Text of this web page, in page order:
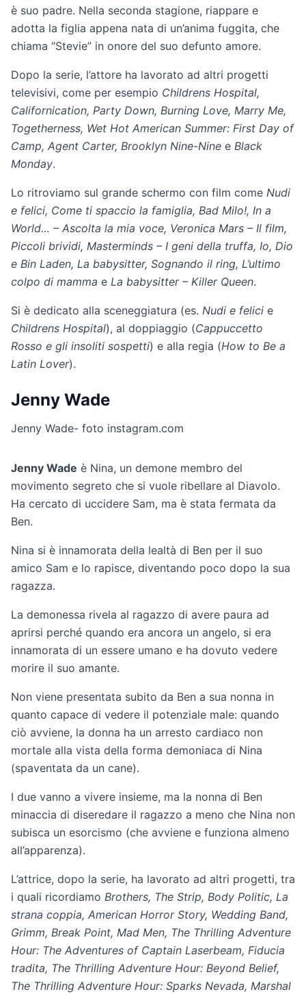
è suo padre. Nella seconda stagione, riappare e
adotta la figlia appena nata di un’anima fuggita, che
chiama “Stevie” in onore del suo defunto amore.
Dopo la serie, l’attore ha lavorato ad altri progetti
televisivi, come per esempio Childrens Hospital,
Californication, Party Down, Burning Love, Marry Me,
Togetherness, Wet Hot American Summer: First Day of
Camp, Agent Carter, Brooklyn Nine-Nine e Black
Monday.
Lo ritroviamo sul grande schermo con film come Nudi
e felici, Come ti spaccio la famiglia, Bad Milo!, In a
World… – Ascolta la mia voce, Veronica Mars – Il film,
Piccoli brividi, Masterminds – I geni della truffa, Io, Dio
e Bin Laden, La babysitter, Sognando il ring, L’ultimo
colpo di mamma e La babysitter – Killer Queen.
Si è dedicato alla sceneggiatura (es. Nudi e felici e
Childrens Hospital), al doppiaggio (Cappuccetto
Rosso e gli insoliti sospetti) e alla regia (How to Be a
Latin Lover).
Jenny Wade
Jenny Wade- foto instagram.com
Jenny Wade è Nina, un demone membro del
movimento segreto che si vuole ribellare al Diavolo.
Ha cercato di uccidere Sam, ma è stata fermata da
Ben.
Nina si è innamorata della lealtà di Ben per il suo
amico Sam e lo rapisce, diventando poco dopo la sua
ragazza.
La demonessa rivela al ragazzo di avere paura ad
aprirsi perché quando era ancora un angelo, si era
innamorata di un essere umano e ha dovuto vedere
morire il suo amante.
Non viene presentata subito da Ben a sua nonna in
quanto capace di vedere il potenziale male: quando
ciò avviene, la donna ha un arresto cardiaco non
mortale alla vista della forma demoniaca di Nina
(spaventata da un cane).
I due vanno a vivere insieme, ma la nonna di Ben
minaccia di diseredare il ragazzo a meno che Nina non
subisca un esorcismo (che avviene e funziona almeno
all’apparenza).
L’attrice, dopo la serie, ha lavorato ad altri progetti, tra
i quali ricordiamo Brothers, The Strip, Body Politic, La
strana coppia, American Horror Story, Wedding Band,
Grimm, Break Point, Mad Men, The Thrilling Adventure
Hour: The Adventures of Captain Laserbeam, Fiducia
tradita, The Thrilling Adventure Hour: Beyond Belief,
The Thrilling Adventure Hour: Sparks Nevada, Marshal